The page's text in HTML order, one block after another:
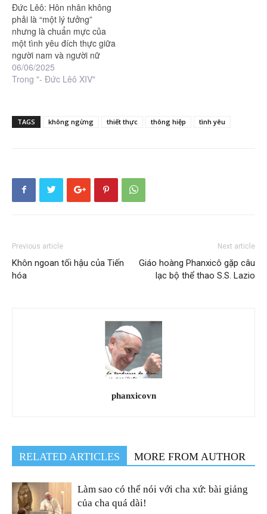
Đức Lêô: Hôn nhân không
phải là “một lý tưởng”
nhưng là chuẩn mực của
một tình yêu đích thực giữa
người nam và người nữ
06/06/2025
Trong "- Đức Lêô XIV"
TAGS không ngừng thiết thực thông hiệp tình yêu
Previous article
Khôn ngoan tối hậu của Tiến
hóa
Next article
Giáo hoàng Phanxicô gặp câu
lạc bộ thể thao S.S. Lazio
phanxicovn
RELATED ARTICLES MORE FROM AUTHOR
Làm sao có thể nói với cha xứ: bài giảng
của cha quá dài!